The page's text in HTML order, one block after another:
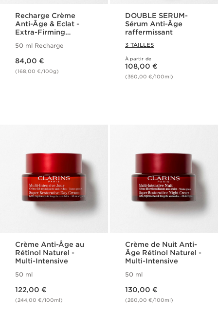
Recharge Crème
Anti-Âge & Eclat -
Extra-Firming
[COLLAGEN]³
TECHNOLOGY
50 ml Recharge
84,00 €
(168,00 €/100g)
DOUBLE SERUM-
Sérum Anti-Âge
raffermissant
3 TAILLES
À partir de
Nouveau prix 108,00 €
108,00 €
(360,00 €/100ml)
Crème Anti-Âge au
Rétinol Naturel -
Multi-Intensive
50 ml
122,00 €
(244,00 €/100ml)
Crème de Nuit Anti-
Âge Rétinol Naturel -
Multi-Intensive
50 ml
130,00 €
(260,00 €/100ml)